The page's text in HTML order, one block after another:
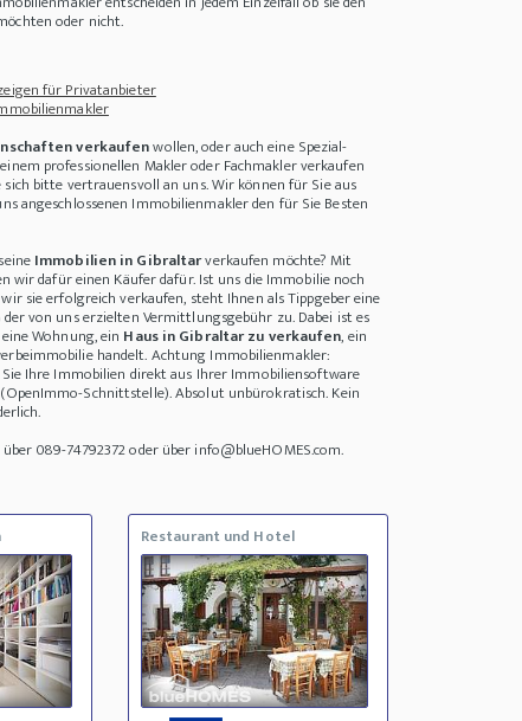
oder nicht.
für Privatanbieter
verkaufenwollen, oder auch eine Spezial-
professionellen Makler oder Fachmakler verkaufen
sich bitte vertrauensvoll an uns. Wir können für Sie aus
angeschlossenen Immobilienmakler den für Sie Besten
Immobilien in Gibraltarverkaufen möchte? Mit
wir dafür einen Käufer dafür. Ist uns die Immobilie noch
sie erfolgreich verkaufen, steht Ihnen als Tippgeber eine
von uns erzielten Vermittlungsgebühr zu. Dabei ist es
Wohnung, ein Haus in Gibraltar zu verkaufen, ein
handelt. Achtung Immobilienmakler:
Ihre Immobilien direkt aus Ihrer Immobiliensoftware
Schnittstelle). Absolut unbürokratisch. Kein
089-74792372 oder über info@blueHOMES.com.
Restaurant und Hotel